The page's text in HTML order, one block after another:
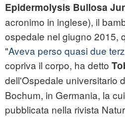
Epidermolysis Bullosa
acronimo in inglese), il
ospedale nel giugno 2015,
"Aveva perso quasi due
copriva il corpo, ha detto
dell'Ospedale universitario
Bochum, in Germania, la
pubblicata nella rivista